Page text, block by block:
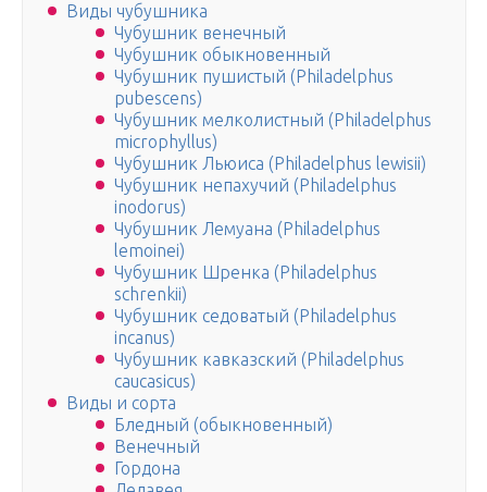
Виды чубушника
Чубушник венечный
Чубушник обыкновенный
Чубушник пушистый (Philadelphus
pubescens)
Чубушник мелколистный (Philadelphus
microphyllus)
Чубушник Льюиса (Philadelphus lewisii)
Чубушник непахучий (Philadelphus
inodorus)
Чубушник Лемуана (Philadelphus
lemoinei)
Чубушник Шренка (Philadelphus
schrenkii)
Чубушник седоватый (Philadelphus
incanus)
Чубушник кавказский (Philadelphus
caucasicus)
Виды и сорта
Бледный (обыкновенный)
Венечный
Гордона